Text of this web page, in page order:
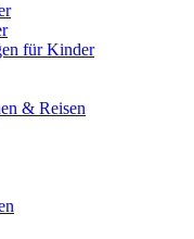
für Kinder
& Reisen